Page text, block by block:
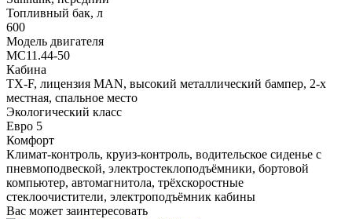
Топливный бак, л
600
Модель двигателя
MC11.44-50
Кабина
TX-F, лицензия MAN, высокий металлический бампер, 2-х
местная, спальное место
Экологический класс
Евро 5
Комфорт
Климат-контроль, круиз-контроль, водительское сиденье с
пневмоподвеской, электростеклоподъёмники, бортовой
компьютер, автомагнитола, трёхскоростные
стеклоочистители, электроподъёмник кабины
Вас может заинтересовать